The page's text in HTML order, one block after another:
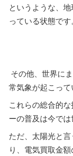
というような、
っている状態です。
その他、世界に
常気象が起こって
これらの総合的
ーの普及は今では
ただ、太陽光と
り、電気買取金